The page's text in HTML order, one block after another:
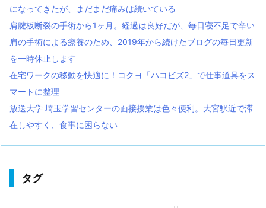
になってきたが、まだまだ痛みは続いている
肩腱板断裂の手術から1ヶ月。経過は良好だが、毎日寝不足で辛い
肩の手術による療養のため、2019年から続けたブログの毎日更新
を一時休止します
在宅ワークの移動を快適に！コクヨ「ハコビズ2」で仕事道具をス
マートに整理
放送大学 埼玉学習センターの面接授業は色々便利。大宮駅近で滞
在しやすく、食事に困らない
タグ